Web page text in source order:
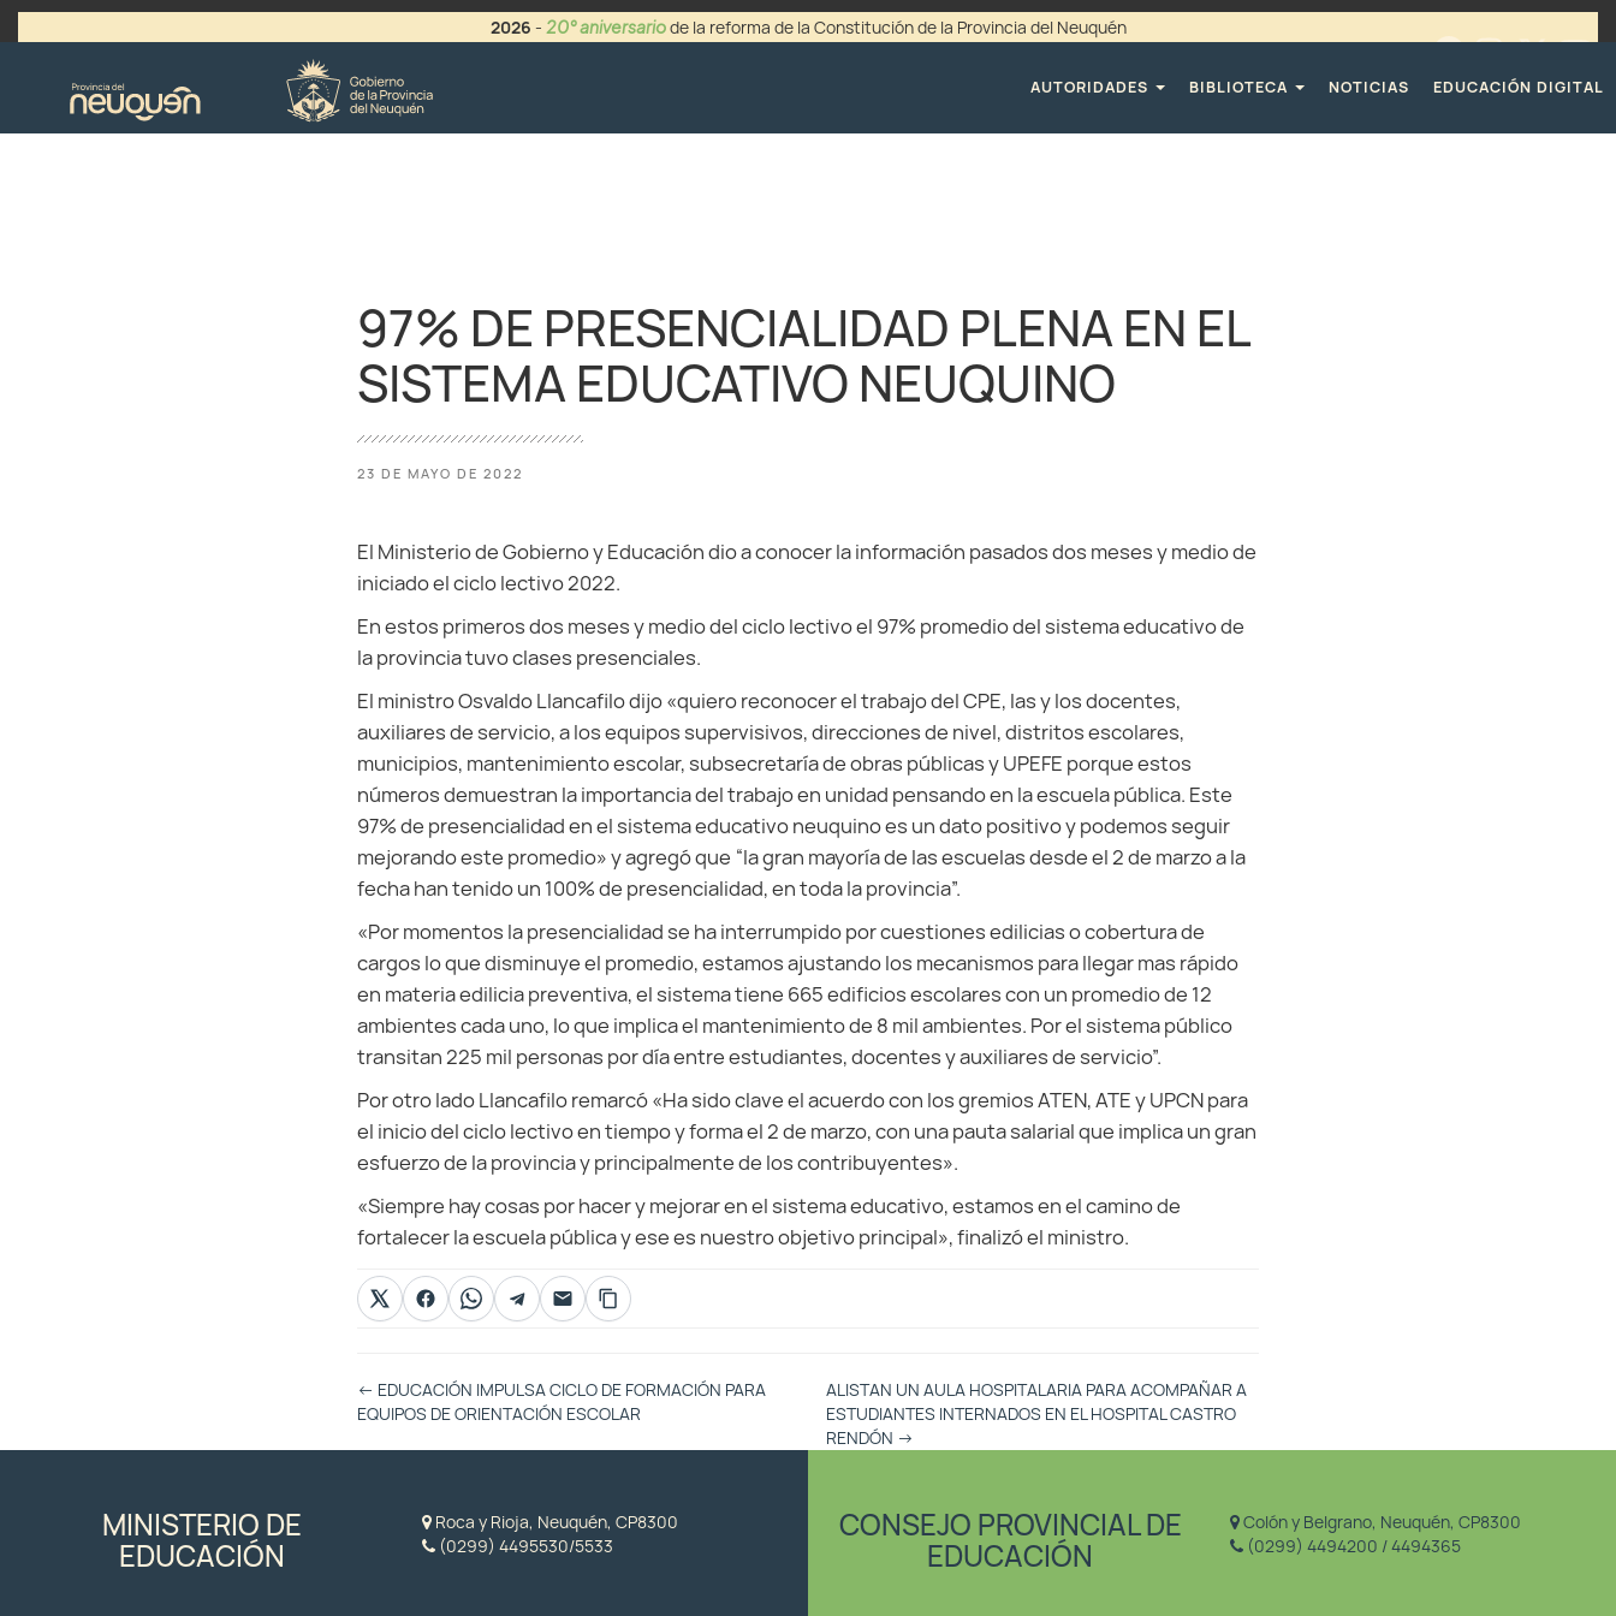
2026 - 20° aniversariode la reforma de la Constitución de la Provincia del Neuquén
AUTORIDADES
BIBLIOTECA NOTICIAS EDUCACIÓN DIGITAL
97% DE PRESENCIALIDAD PLENA EN EL
SISTEMA EDUCATIVO NEUQUINO
23 DE MAYO DE 2022
El Ministerio de Gobierno y Educación dio a conocer la información pasados dos meses y medio de
iniciado el ciclo lectivo 2022.
En estos primeros dos meses y medio del ciclo lectivo el 97% promedio del sistema educativo de
la provincia tuvo clases presenciales.
El ministro Osvaldo Llancafilo dijo «quiero reconocer el trabajo del CPE, las y los docentes,
auxiliares de servicio, a los equipos supervisivos, direcciones de nivel, distritos escolares,
municipios, mantenimiento escolar, subsecretaría de obras públicas y UPEFE porque estos
números demuestran la importancia del trabajo en unidad pensando en la escuela pública. Este
97% de presencialidad en el sistema educativo neuquino es un dato positivo y podemos seguir
mejorando este promedio» y agregó que “la gran mayoría de las escuelas desde el 2 de marzo a la
fecha han tenido un 100% de presencialidad, en toda la provincia”.
«Por momentos la presencialidad se ha interrumpido por cuestiones edilicias o cobertura de
cargos lo que disminuye el promedio, estamos ajustando los mecanismos para llegar mas rápido
en materia edilicia preventiva, el sistema tiene 665 edificios escolares con un promedio de 12
ambientes cada uno, lo que implica el mantenimiento de 8 mil ambientes. Por el sistema público
transitan 225 mil personas por día entre estudiantes, docentes y auxiliares de servicio”.
Por otro lado Llancafilo remarcó «Ha sido clave el acuerdo con los gremios ATEN, ATE y UPCN para
el inicio del ciclo lectivo en tiempo y forma el 2 de marzo, con una pauta salarial que implica un gran
esfuerzo de la provincia y principalmente de los contribuyentes».
«Siempre hay cosas por hacer y mejorar en el sistema educativo, estamos en el camino de
fortalecer la escuela pública y ese es nuestro objetivo principal», finalizó el ministro.
Otras
Entradas
← EDUCACIÓN IMPULSA CICLO DE FORMACIÓN PARA
EQUIPOS DE ORIENTACIÓN ESCOLAR
ALISTAN UN AULA HOSPITALARIA PARA ACOMPAÑAR A
ESTUDIANTES INTERNADOS EN EL HOSPITAL CASTRO
RENDÓN →
MINISTERIO DE
EDUCACIÓN
Roca y Rioja, Neuquén, CP8300
(0299) 4495530/5533
CONSEJO PROVINCIAL DE
EDUCACIÓN
Colón y Belgrano, Neuquén, CP8300
(0299) 4494200 / 4494365